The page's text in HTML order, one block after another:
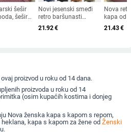
šešir
šešir
šešir
za
Novi jesenski smeđi
retro baršunasti
osmerokutni šešir za
muškarce i žene,
21.92€
Nova
kapa od
krzna za
2025. za
21.43€
proizvod u roku od 14 dana.
proizvoda u roku od 14
(osim kupaćih kostima i donjeg
Nova ženska kapa s kapom s repom,
kapa s kapom za žene od Ženski